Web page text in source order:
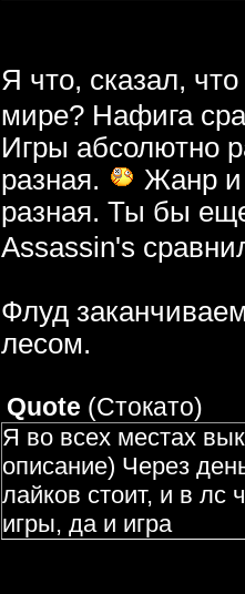
Я что, сказал,
мире? Нафига
Игры абсолютно
разная.
Жанр и
разная. Ты бы
Assassin's
Флуд
лесом.
Quote (Стокато)
Я во всех местах
описание) Через
лайков стоит, и в лс
игры, да и игра